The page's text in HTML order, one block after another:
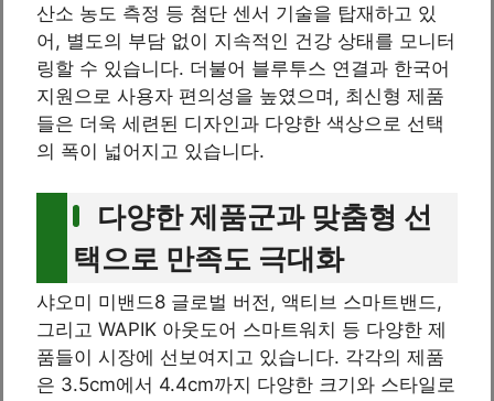
산소 농도 측정 등 첨단 센서 기술을 탑재하고 있
어, 별도의 부담 없이 지속적인 건강 상태를 모니터
링할 수 있습니다. 더불어 블루투스 연결과 한국어
지원으로 사용자 편의성을 높였으며, 최신형 제품
들은 더욱 세련된 디자인과 다양한 색상으로 선택
의 폭이 넓어지고 있습니다.
다양한 제품군과 맞춤형 선
택으로 만족도 극대화
샤오미 미밴드8 글로벌 버전, 액티브 스마트밴드,
그리고 WAPIK 아웃도어 스마트워치 등 다양한 제
품들이 시장에 선보여지고 있습니다. 각각의 제품
은 3.5cm에서 4.4cm까지 다양한 크기와 스타일로